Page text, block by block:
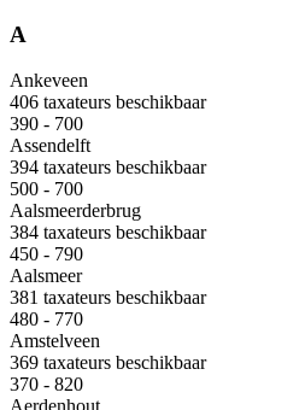
A
Ankeveen
406 taxateurs beschikbaar
390 - 700
Assendelft
394 taxateurs beschikbaar
500 - 700
Aalsmeerderbrug
384 taxateurs beschikbaar
450 - 790
Aalsmeer
381 taxateurs beschikbaar
480 - 770
Amstelveen
369 taxateurs beschikbaar
370 - 820